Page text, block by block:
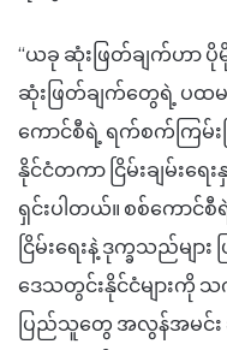
“ယခု ဆုံးဖြတ်ချက်ဟာ
ဆုံးဖြတ်ချက်တွေရဲ့ ပထမခ
ကောင်စီရဲ့ ရက်စက်ကြ
နိုင်ငံတကာ ငြိမ်းချမ်းရေ
ရှင်းပါတယ်။ စစ်ကော
ငြိမ်းရေးနဲ့ ဒုက္ခသည်
ဒေသတွင်းနိုင်ငံများကို သ
ပြည်သူတွေ အလွန်အမင်း ခု